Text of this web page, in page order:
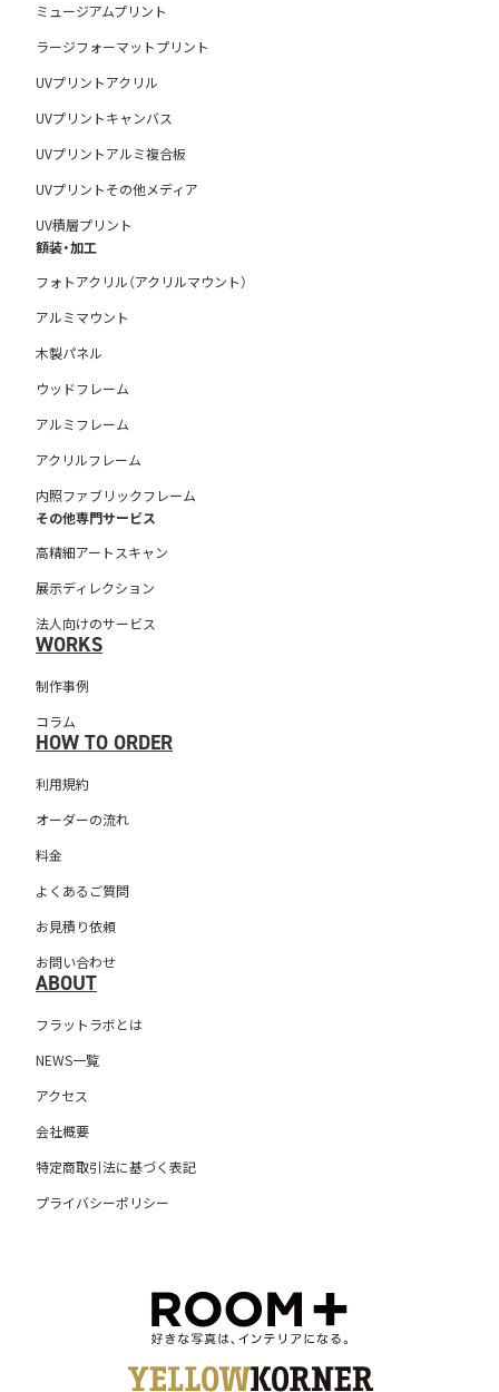
ミュージアムプリント
ラージフォーマットプリント
UVプリントアクリル
UVプリントキャンバス
UVプリントアルミ複合板
UVプリントその他メディア
UV積層プリント
額装・加工
フォトアクリル（アクリルマウント）
アルミマウント
木製パネル
ウッドフレーム
アルミフレーム
アクリルフレーム
内照ファブリックフレーム
その他専門サービス
高精細アートスキャン
展示ディレクション
法人向けのサービス
WORKS
制作事例
コラム
HOW TO ORDER
利用規約
オーダーの流れ
料金
よくあるご質問
お見積り依頼
お問い合わせ
ABOUT
フラットラボとは
NEWS一覧
アクセス
会社概要
特定商取引法に基づく表記
プライバシーポリシー